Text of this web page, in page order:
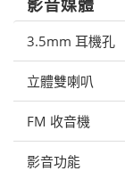
3.5mm 耳機孔
立體雙喇叭
FM 收音機
影音功能